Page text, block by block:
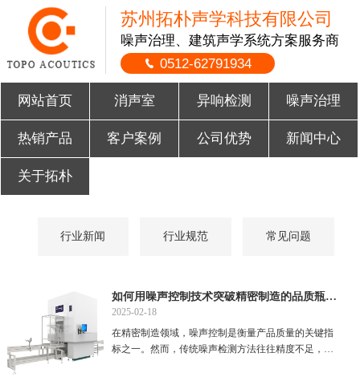
苏州拓朴声学科技有限公司
噪声治理、建筑声学系统方案服务商
0512-62791934
网站首页 消声室 异响检测 噪声治理
热销产品 客户案例 公司优势 新闻中心
关于拓朴
行业新闻 行业规范 常见问题
如何用噪声控制技术突破精密制造的品质瓶颈？
2025-02-18
在精密制造领域，噪声控制是衡量产品质量的关键指
标之一。然而，传统噪声检测方法往往精度不足，难